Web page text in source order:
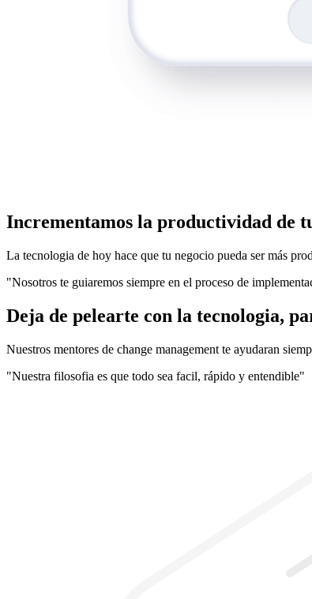
Incrementamos la productividad de
La tecnologia de hoy hace que tu negocio pueda ser más
"Nosotros te guiaremos siempre en el proceso de
Deja de pelearte con la tecnologia,
Nuestros mentores de change management te ayudaran
"Nuestra filosofia es que todo sea facil, rápido y entendible"